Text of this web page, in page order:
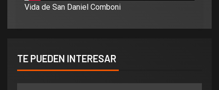
Vida de San Daniel Comboni
TE PUEDEN INTERESAR